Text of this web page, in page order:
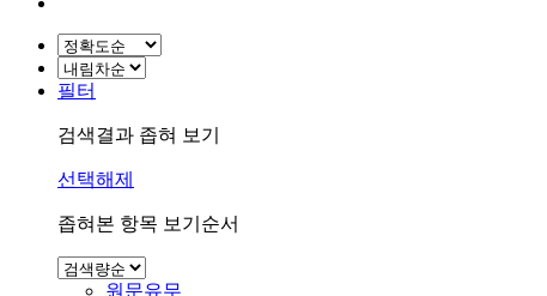
필터
검색결과 좁혀 보기
선택해제
좁혀본 항목 보기순서
원문유무